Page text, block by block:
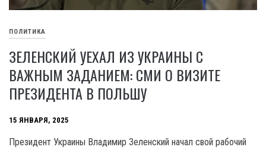
ПОЛИТИКА
ЗЕЛЕНСКИЙ УЕХАЛ ИЗ УКРАИНЫ С
ВАЖНЫМ ЗАДАНИЕМ: СМИ О ВИЗИТЕ
ПРЕЗИДЕНТА В ПОЛЬШУ
15 ЯНВАРЯ, 2025
Президент Украины Владимир Зеленский начал свой рабочий